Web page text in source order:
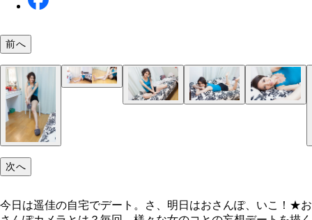
前へ
次へ
今日は遥佳の自宅でデート。さ、明日はおさんぽ、いこ！★お